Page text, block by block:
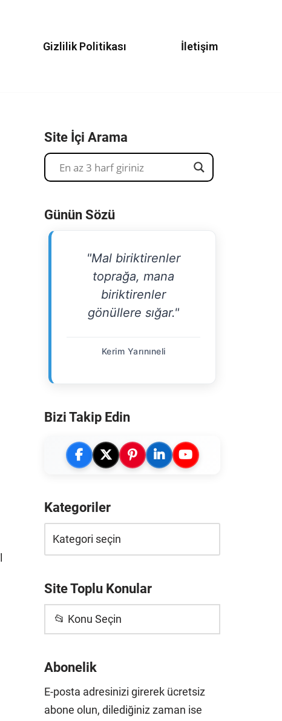
Gizlilik Politikası İletişim
Site İçi Arama
Günün Sözü
"Mal biriktirenler
toprağa, mana
biriktirenler
gönüllere sığar."
Kerim Yarınıneli
Bizi Takip Edin
Kategoriler
Site Toplu Konular
📂 Konu Seçin
Abonelik
E-posta adresinizi girerek ücretsiz
abone olun, dilediğiniz zaman ise